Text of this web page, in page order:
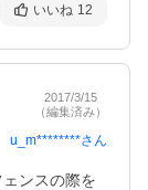
いいね 12
2017/3/15
（編集済み）
u_m********さん
ンスの際を